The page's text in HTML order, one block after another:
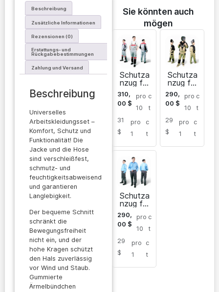
Beschreibung
Zusätzliche Informationen
Rezensionen (0)
Erstattungs- und
Rückgabebestimmungen
Zahlung und Versand
Beschreibung
Universelles
Arbeitskleidungsset –
Komfort, Schutz und
Funktionalität! Die
Jacke und die Hose
sind verschleißfest,
schmutz- und
feuchtigkeitsabweisend
und garantieren
Langlebigkeit.
Der bequeme Schnitt
schränkt die
Bewegungsfreiheit
nicht ein, und der
hohe Kragen schützt
den Hals zuverlässig
vor Wind und Staub.
Gummierte
Ärmelbündchen
Sie könnten auch
mögen
Schutza
nzug für
Elektriker
Sarayan
310,
00 $
pro
10
c
t
31
$
pro
1
c
t
Schutza
nzug für
Schweiß
er für
Männer
290,
00 $
pro
10
c
t
29
$
pro
1
c
t
Schutza
nzug für
Sicherhei
Sarayan
290,
00 $
pro
10
c
t
29
$
pro
1
c
t